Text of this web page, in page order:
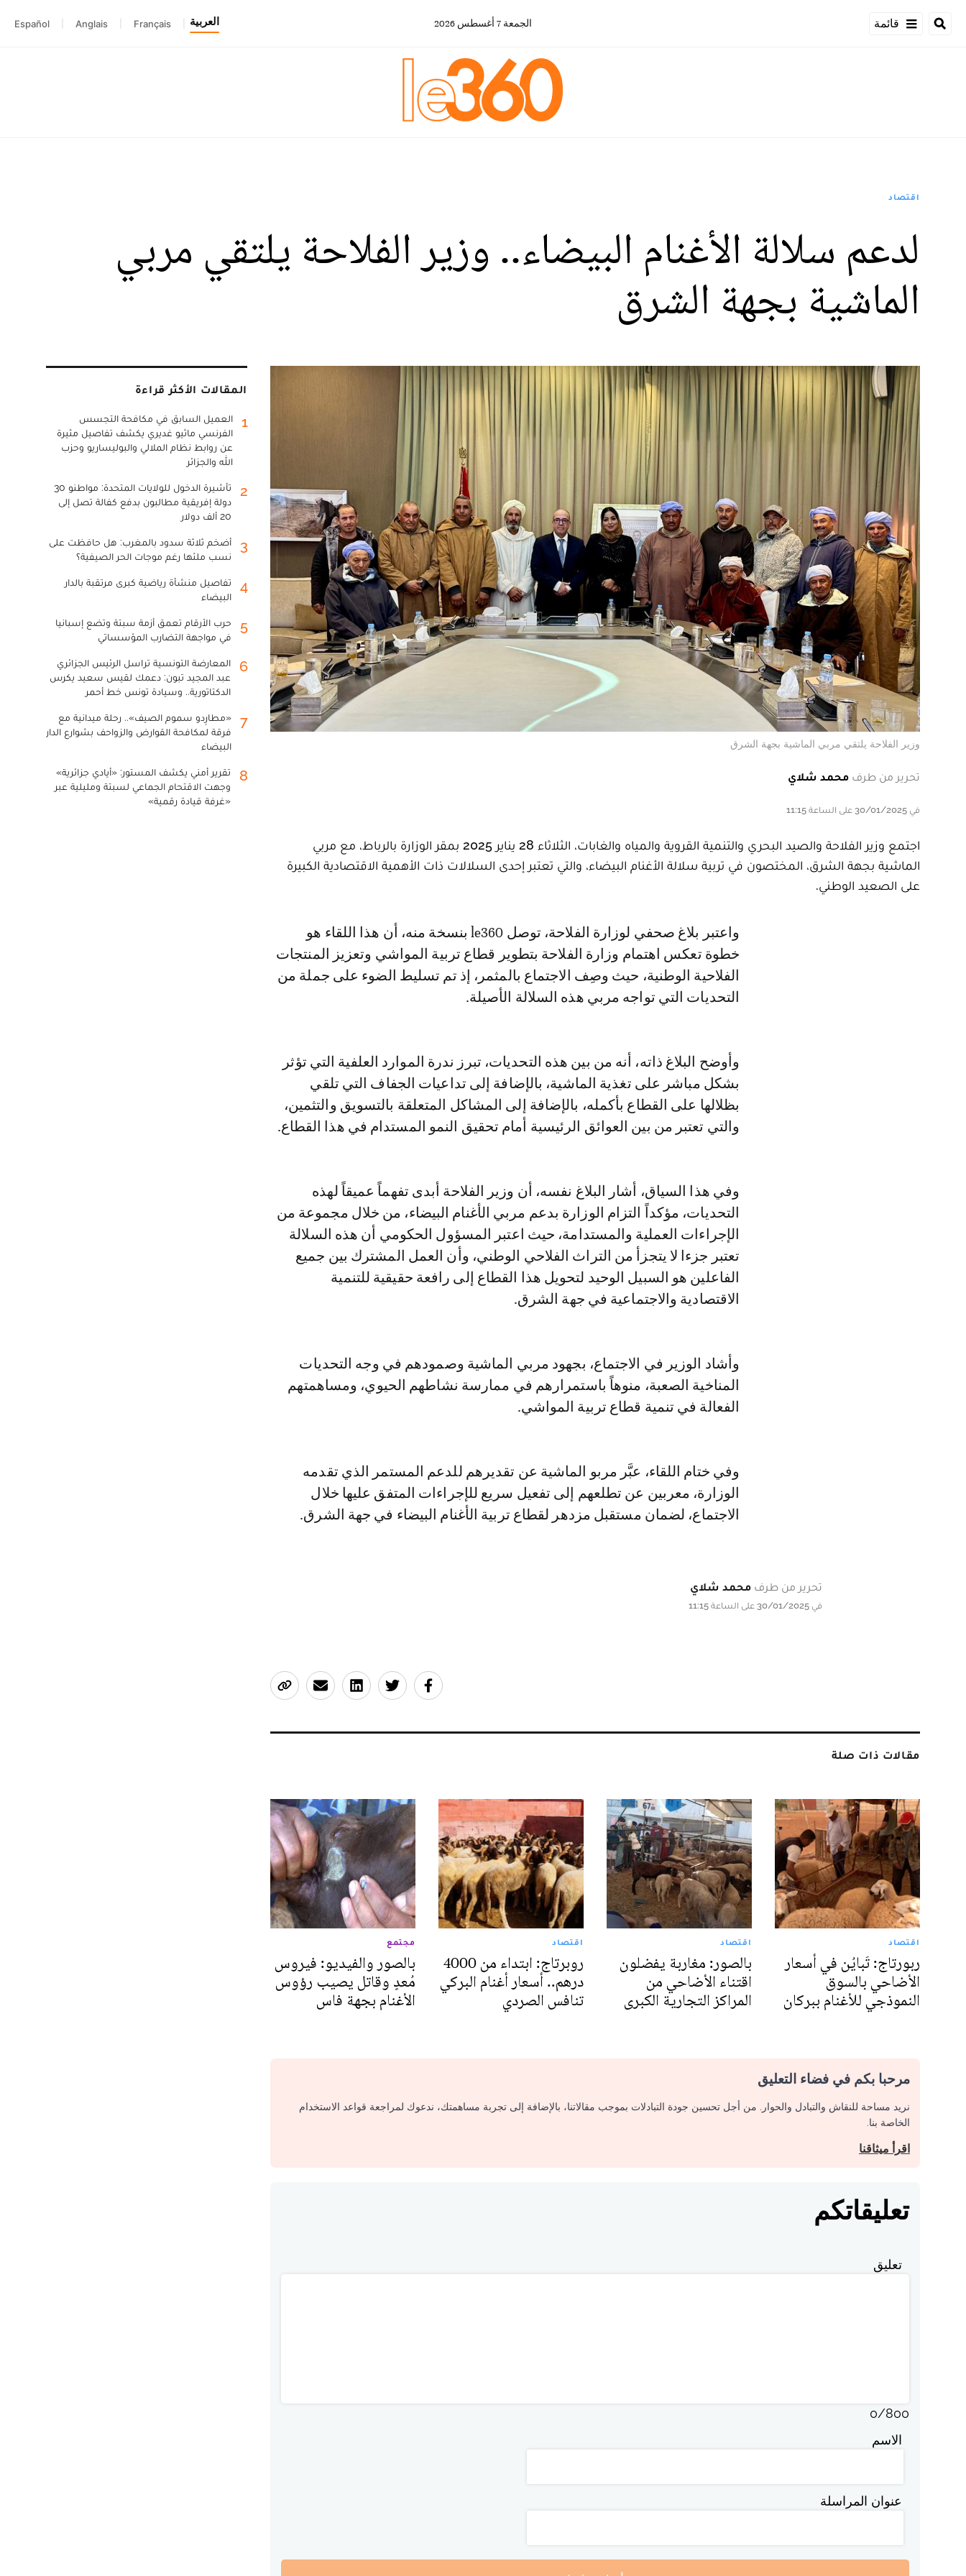
قائمة الجمعة 7 أغسطس 2026 العربية Français
Anglais
Español
اقتصاد
لدعم سلالة الأغنام البيضاء.. وزير الفلاحة يلتقي مربي
الماشية بجهة الشرق
وزير الفلاحة يلتقي مربي الماشية بجهة الشرق
تحرير من طرف محمد شلاي
في 30/01/2025 على الساعة 11:15
اجتمع وزير الفلاحة والصيد البحري والتنمية القروية والمياه والغابات، الثلاثاء 28 يناير 2025 بمقر الوزارة بالرباط، مع مربي
الماشية بجهة الشرق، المختصون في تربية سلالة الأغنام البيضاء، والتي تعتبر إحدى السلالات ذات الأهمية الاقتصادية الكبيرة
على الصعيد الوطني.
واعتبر بلاغ صحفي لوزارة الفلاحة، توصل le360 بنسخة منه، أن هذا اللقاء هو
خطوة تعكس اهتمام وزارة الفلاحة بتطوير قطاع تربية المواشي وتعزيز المنتجات
الفلاحية الوطنية، حيث وصِف الاجتماع بالمثمر، إذ تم تسليط الضوء على جملة من
التحديات التي تواجه مربي هذه السلالة الأصيلة.
وأوضح البلاغ ذاته، أنه من بين هذه التحديات، تبرز ندرة الموارد العلفية التي تؤثر
بشكل مباشر على تغذية الماشية، بالإضافة إلى تداعيات الجفاف التي تلقي
بظلالها على القطاع بأكمله، بالإضافة إلى المشاكل المتعلقة بالتسويق والتثمين،
والتي تعتبر من بين العوائق الرئيسية أمام تحقيق النمو المستدام في هذا القطاع.
وفي هذا السياق، أشار البلاغ نفسه، أن وزير الفلاحة أبدى تفهماً عميقاً لهذه
التحديات، مؤكداً التزام الوزارة بدعم مربي الأغنام البيضاء، من خلال مجموعة من
الإجراءات العملية والمستدامة، حيث اعتبر المسؤول الحكومي أن هذه السلالة
تعتبر جزءا لا يتجزأ من التراث الفلاحي الوطني، وأن العمل المشترك بين جميع
الفاعلين هو السبيل الوحيد لتحويل هذا القطاع إلى رافعة حقيقية للتنمية
الاقتصادية والاجتماعية في جهة الشرق.
وأشاد الوزير في الاجتماع، بجهود مربي الماشية وصمودهم في وجه التحديات
المناخية الصعبة، منوهاً باستمرارهم في ممارسة نشاطهم الحيوي، ومساهمتهم
الفعالة في تنمية قطاع تربية المواشي.
وفي ختام اللقاء، عبَّر مربو الماشية عن تقديرهم للدعم المستمر الذي تقدمه
الوزارة، معربين عن تطلعهم إلى تفعيل سريع للإجراءات المتفق عليها خلال
الاجتماع، لضمان مستقبل مزدهر لقطاع تربية الأغنام البيضاء في جهة الشرق.
تحرير من طرف محمد شلاي
في 30/01/2025 على الساعة 11:15
مقالات ذات صلة
اقتصاد
ربورتاج: تَبايُن في أسعار
الأضاحي بالسوق
النموذجي للأغنام ببركان
اقتصاد
بالصور: مغاربة يفضلون
اقتناء الأضاحي من
المراكز التجارية الكبرى
اقتصاد
روبرتاج: ابتداء من 4000
درهم.. أسعار أغنام البركي
تنافس الصردي
مجتمع
بالصور والفيديو: فيروس
مُعدٍ وقاتل يصيب رؤوس
الأغنام بجهة فاس
مرحبا بكم في فضاء التعليق
نريد مساحة للنقاش والتبادل والحوار. من أجل تحسين جودة التبادلات بموجب مقالاتنا، بالإضافة إلى تجربة مساهمتك، ندعوك لمراجعة قواعد الاستخدام
الخاصة بنا.
اقرأ ميثاقنا
تعليقاتكم
تعليق
0/800
الاسم
عنوان المراسلة
المقالات الأكثر قراءة
1
العميل السابق في مكافحة التجسس
الفرنسي ماثيو غديري يكشف تفاصيل مثيرة
عن روابط نظام الملالي والبوليساريو وحزب
الله والجزائر
2
تأشيرة الدخول للولايات المتحدة: مواطنو 30
دولة إفريقية مطالبون بدفع كفالة تصل إلى
20 ألف دولار
3
أضخم ثلاثة سدود بالمغرب: هل حافظت على
نسب ملئها رغم موجات الحر الصيفية؟
4
تفاصيل منشأة رياضية كبرى مرتقبة بالدار
البيضاء
5
حرب الأرقام تعمق أزمة سبتة وتضع إسبانيا
في مواجهة التضارب المؤسساتي
6
المعارضة التونسية تراسل الرئيس الجزائري
عبد المجيد تبون: دعمك لقيس سعيد يكرس
الدكتاتورية.. وسيادة تونس خط أحمر
7
«مطارِدو سموم الصيف».. رحلة ميدانية مع
فرقة لمكافحة القوارض والزواحف بشوارع الدار
البيضاء
8
تقرير أمني يكشف المستور: «أيادي جزائرية»
وجهت الاقتحام الجماعي لسبتة ومليلية عبر
«غرفة قيادة رقمية»